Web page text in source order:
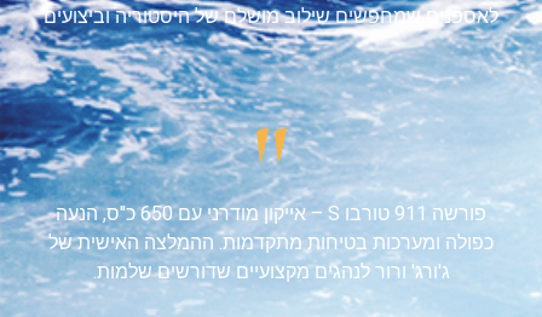
לאספנים שמחפשים שילוב מושלם של היסטוריה וביצועים
"
פורשה 911 טורבו S – אייקון מודרני עם 650 כ"ס, הנעה
כפולה ומערכות בטיחות מתקדמות. ההמלצה האישית של
ג'ורג' ורור לנהגים מקצועיים שדורשים שלמות.